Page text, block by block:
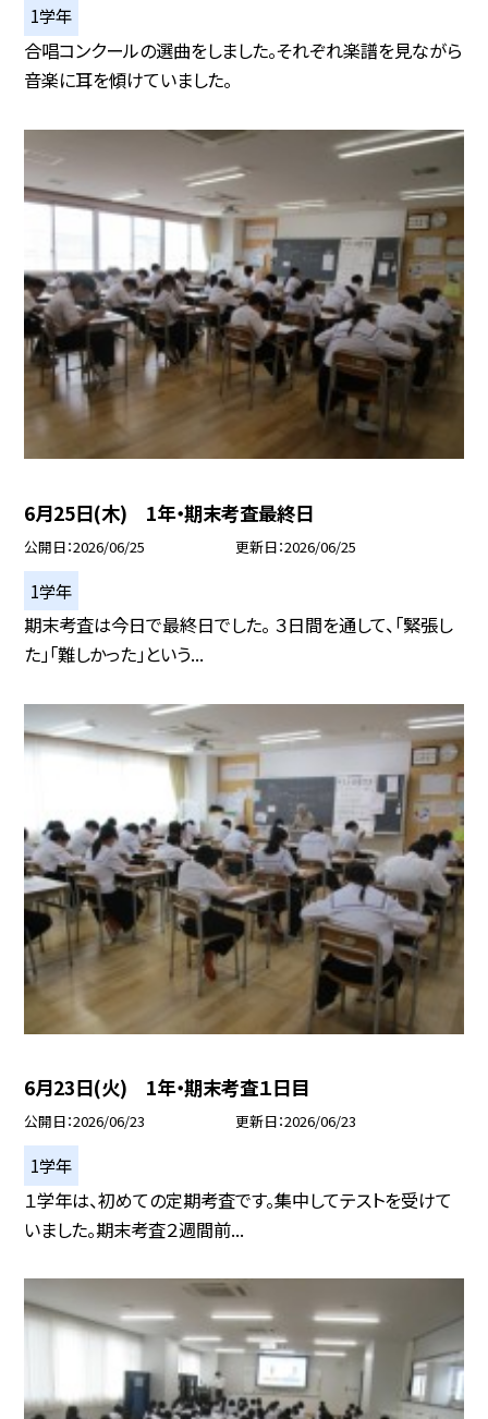
1学年
合唱コンクールの選曲をしました。それぞれ楽譜を見ながら
音楽に耳を傾けていました。
6月25日(木) 1年・期末考査最終日
公開日 2026/06/25 更新日 2026/06/25
1学年
期末考査は今日で最終日でした。 ３日間を通して、「緊張し
た」「難しかった」という...
6月23日(火) 1年・期末考査１日目
公開日 2026/06/23 更新日 2026/06/23
1学年
１学年は、初めての定期考査です。集中してテストを受けて
いました。期末考査２週間前...